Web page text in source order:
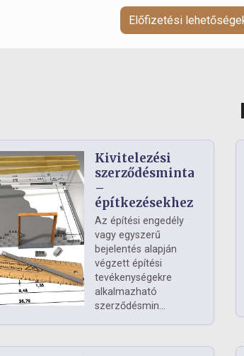
Előfizetési
Kivitelezési
szerződésminta
–
építkezésekhez
Az építési engedély
vagy egyszerű
bejelentés alapján
végzett építési
tevékenységekre
alkalmazható
szerződésmin...